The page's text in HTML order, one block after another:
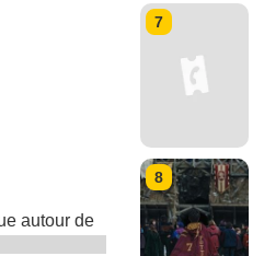
autour de
7
8